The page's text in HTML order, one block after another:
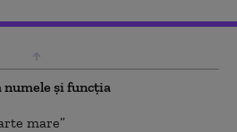
numele și funcția
mare”